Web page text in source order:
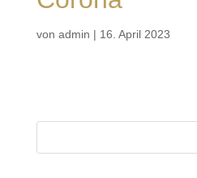
von admin | 16. April 2023